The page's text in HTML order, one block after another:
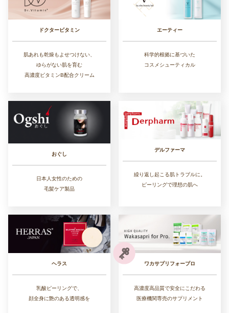
ドクタービタミン
肌あれも乾燥もよせつけない、
ゆらがない肌を育む
高濃度ビタミンB配合クリーム
エーティー
科学的根拠に基づいた
コスメシューティカル
おぐし
日本人女性のための
毛髪ケア製品
デルファーマ
繰り返し起こる肌トラブルに。
ピーリングで理想の肌へ
ヘラス
乳酸ピーリングで、
顔全身に艶のある透明感を
ワカサプリフォープロ
高濃度高品質で安全にこだわる
医療機関専売のサプリメント